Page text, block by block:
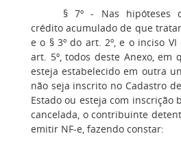
§ 7º - Nas hipóteses
crédito acumulado de que
e o § 3º do art. 2º, e o inciso
art. 5º, todos deste Anexo, em
esteja estabelecido em outra
não seja inscrito no Cadastro
Estado ou esteja com inscrição
cancelada, o contribuinte
emitir NF-e, fazendo constar: